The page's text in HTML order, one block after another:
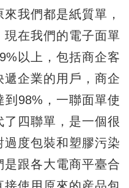
我們都是紙質單，
在我們的電子面單
以上，包括商企客
遞企業的用戶，商企
98%，一聯面單使
了四聯單，是一個很
度包裝和塑膠污染
跟各大電商平臺合